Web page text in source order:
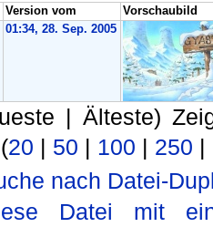
Version vom
Vorschaubild
01:34, 28. Sep. 2005
| Älteste)
20 | 50 | 100 | 250 |
nach Datei-
Datei mit